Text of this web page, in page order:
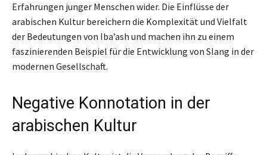
Erfahrungen junger Menschen wider. Die Einflüsse der
arabischen Kultur bereichern die Komplexität und Vielfalt
der Bedeutungen von Iba’ash und machen ihn zu einem
faszinierenden Beispiel für die Entwicklung von Slang in der
modernen Gesellschaft.
Negative Konnotation in der
arabischen Kultur